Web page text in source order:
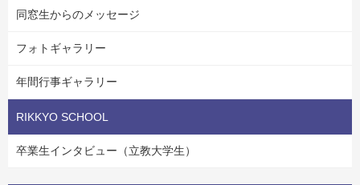
同窓生からのメッセージ
フォトギャラリー
年間行事ギャラリー
RIKKYO SCHOOL
卒業生インタビュー（立教大学生）